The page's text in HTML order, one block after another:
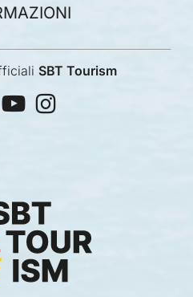
SBT Tourism
youtubeinstagram